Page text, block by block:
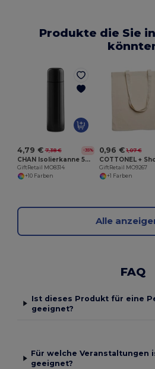
Produkte die Sie
4,79 € 7,38 € -35%
CHAN Isolierkanne 500ml
GiftRetail MO8314
+10 Farben
0,96 € 1,07 €
GiftRetail MO9267
+1 Farben
Alle
FAQ
Ist dieses Produkt für eine
geeignet?
Für welche Veranstaltungen
geeignet?